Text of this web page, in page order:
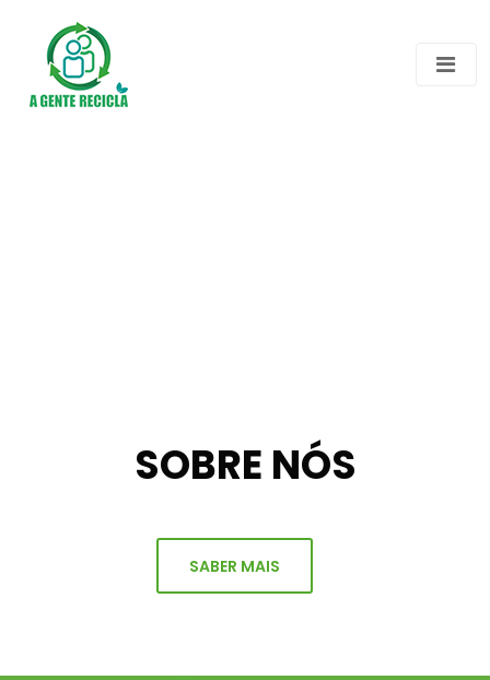
SOBRE NÓS
SABER MAIS